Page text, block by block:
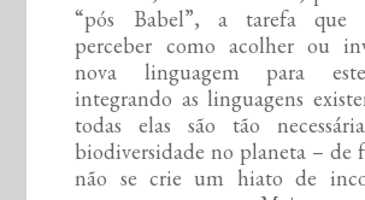
“pós Babel”, a tarefa que
perceber como acolher ou
nova linguagem para
integrando as linguagens
todas elas são tão
biodiversidade no planeta – de
não se crie um hiato de